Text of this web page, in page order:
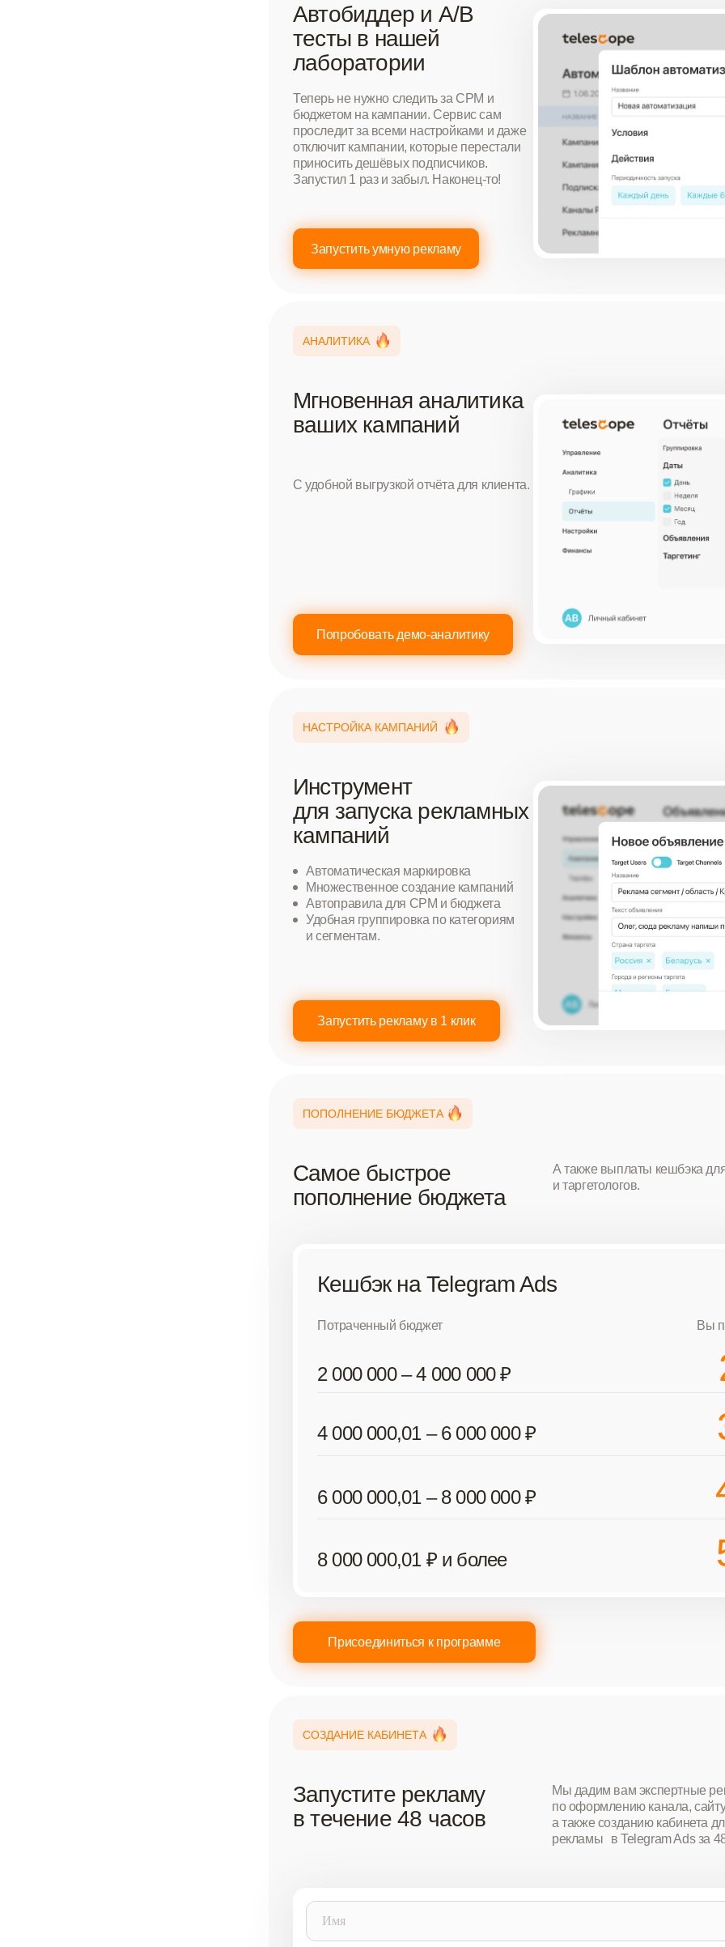
Автобиддер и A/B
тесты в нашей
лаборатории
Теперь не нужно следить за CPM и
бюджетом на кампании. Сервис сам
проследит за всеми настройками и даже
отключит кампании, которые перестали
приносить дешёвых подписчиков.
Запустил 1 раз и забыл. Наконец‑то!
Запустить умную рекламу
Мгновенная аналитика
ваших кампаний
АНАЛИТИКА
С удобной выгрузкой отчёта для клиента.
Попробовать демо-аналитику
Инструмент
для запуска рекламных
кампаний
НАСТРОЙКА КАМПАНИЙ
Запустить рекламу в 1 клик
Автоматическая маркировка
Множественное создание кампаний
Автоправила для CPM и бюджета
Удобная группировка по категориям
и сегментам.
Самое быстрое
пополнение бюджета
ПОПОЛНЕНИЕ БЮДЖЕТА
А также выплаты кешбэка для
и таргетологов.
Присоединиться к программе
Кешбэк на Telegram Ads
Потраченный бюджет Вы
2 000 000 – 4 000 000 ₽
4 000 000,01 – 6 000 000 ₽
6 000 000,01 – 8 000 000 ₽
8 000 000,01 ₽ и более
Запустите рекламу
в течение 48 часов
СОЗДАНИЕ КАБИНЕТА
Мы дадим вам экспертные
по оформлению канала,
а также созданию кабинета
рекламы в Telegram Ads за
Имя